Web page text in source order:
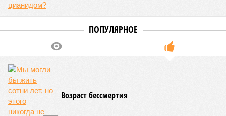
Раевский.
вообще основная и единственная схема, как
производители дронов зарабатывают деньги. Дело в
при этом не пропускает многие дополнительные
дронов и программистов по рынку уже приближаются к
500 тыс. рублей в месяц. А МО пропускает максимум 160
тысяч»,– рассказывает эксперт. Чтобы обойти эти
ограничения, предприятия«делают наценку на китайские
комплектующие в 300–700% и из полученной